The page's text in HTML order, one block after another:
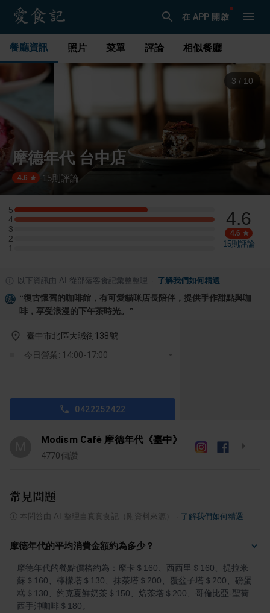
在 APP 開啟
餐廳資訊 照片 菜單 評論 相似餐廳
3 / 10
摩德年代 台中店
4.6 15則評論
5
5 星：2 則評論
4
4 星：3 則評論
3
3 星：0 則評論
2
2 星：0 則評論
1
1 星：0 則評論
4.6
4.6
15則評論
以下資訊由 AI 從部落客食記彙整整理 了解我們如何精選
“復古懷舊的咖啡館，有可愛貓咪店長陪伴，提供手作甜點與咖
啡，享受浪漫的下午茶時光。 ”
臺中市北區大誠街138號
今日營業: 14:00-17:00
0422252422
Modism Café 摩德年代《臺中》
4770個讚
常見問題
本問答由 AI 整理自真實食記（附資料來源） 了解我們如何精選
摩德年代的平均消費金額約為多少？
摩德年代的餐點價格約為：摩卡＄160、西西里＄160、提拉米
蘇＄160、檸檬塔＄130、抹茶塔＄200、覆盆子塔＄200、磅蛋
糕＄130、約克夏鮮奶茶＄150、焙茶塔＄200、哥倫比亞-聖荷
西手沖咖啡＄180。